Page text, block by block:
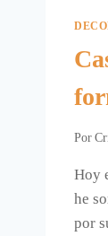
Por
Hoy
he
por